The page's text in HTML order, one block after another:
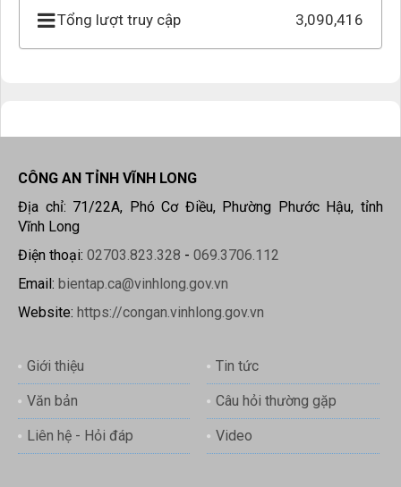
Tổng lượt truy cập
3,090,416
CÔNG AN TỈNH VĨNH LONG
Địa chỉ: 71/22A, Phó Cơ Điều, Phường Phước Hậu, tỉnh
Vĩnh Long
Điện thoại: 02703.823.328 - 069.3706.112
Email: bientap.ca@vinhlong.gov.vn
Website: https://congan.vinhlong.gov.vn
Giới thiệu Tin tức
Văn bản Câu hỏi thường gặp
Liên hệ - Hỏi đáp Video